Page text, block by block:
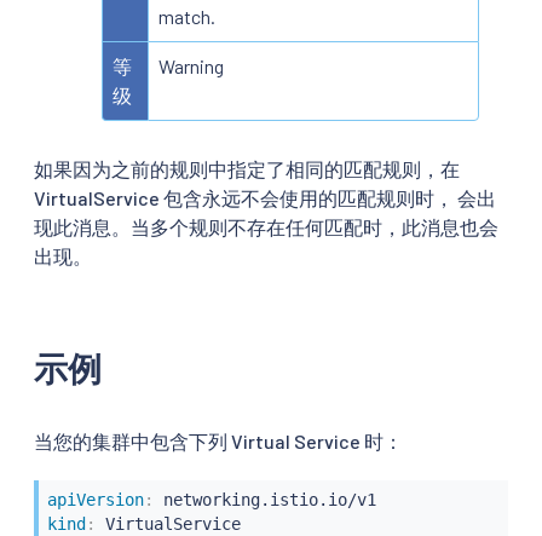
match.
等
级
Warning
如果因为之前的规则中指定了相同的匹配规则，在
VirtualService 包含永远不会使用的匹配规则时， 会出
现此消息。当多个规则不存在任何匹配时，此消息也会
出现。
示例
当您的集群中包含下列 Virtual Service 时：
apiVersion:
networking.istio.io/v1
kind :
VirtualService